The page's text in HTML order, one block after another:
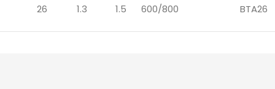
BTA26
600/800
1.5
1.3
26